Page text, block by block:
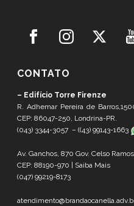
CONTATO
– Edifício Torre Firenze
R. Adhemar Pereira de
CEP: 86047-250, Londrina-PR.
(043) 3344-3057 – ((43) 99143-1663
Av. Ganchos, 870 Gov. Celso
CEP: 88190-970 | Saiba Mais
(047) 99219-8173